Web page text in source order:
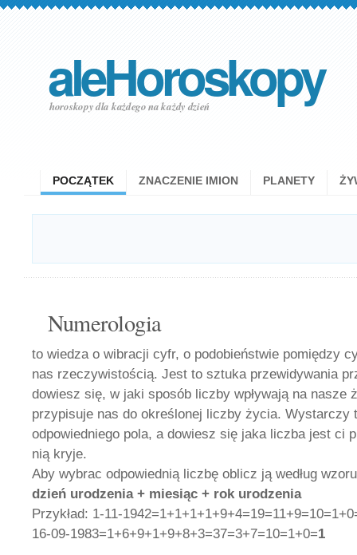
aleHoroskopy
horoskopy dla każdego na każdy dzień
POCZĄTEK ZNACZENIE IMION PLANETY
Numerologia
to wiedza o wibracji cyfr, o podobieństwie pomiędzy
nas rzeczywistością. Jest to sztuka przewidywania
dowiesz się, w jaki sposób liczby wpływają na nasze
przypisuje nas do określonej liczby życia. Wystarczy
odpowiedniego pola, a dowiesz się jaka liczba jest ci
nią kryje.
Aby wybrac odpowiednią liczbę oblicz ją według
dzień urodzenia + miesiąc + rok urodzenia
Przykład: 1-11-
16-09-1983=1+6+9+1+9+8+3=37=3+7=10=1+0=1